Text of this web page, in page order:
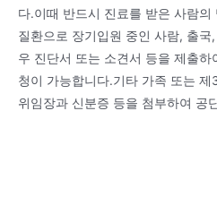
다.이때 반드시 진료를 받은 사람
질환으로 장기입원 중인 사람, 출
우 진단서 또는 소견서 등을 제출
청이 가능합니다.기타 가족 또는
위임장과 신분증 등을 첨부하여 공